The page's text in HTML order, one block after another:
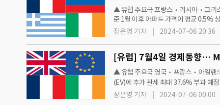
▲ 유럽 주요국 프랑스‧러시아‧그리
준 1월 이후 아파트 가격이 평균 0.5%
5.4% 및 그르노블 5.5% 각각 침체되
장은영 기자 2024-07-06 20:36
▲ 유럽 주요국 영국‧프랑스‧아일랜
(EV)에 추가 관세 최대 37.6% 부과 예
과하는 관세 수준 각 제조업체별로 달
장은영 기자 2024-07-06 00:00